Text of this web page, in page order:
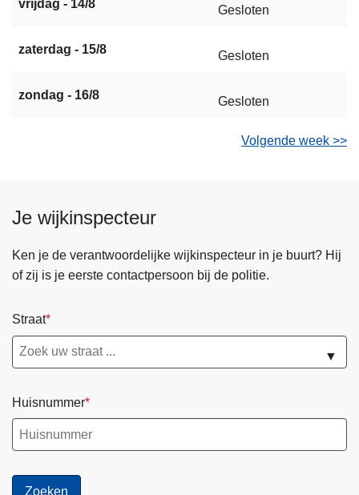
vrijdag - 14/8 Gesloten
zaterdag - 15/8 Gesloten
zondag - 16/8 Gesloten
Volgende week >>
Je wijkinspecteur
Ken je de verantwoordelijke wijkinspecteur in je buurt? Hij
of zij is je eerste contactpersoon bij de politie.
Straat
▼
Huisnummer